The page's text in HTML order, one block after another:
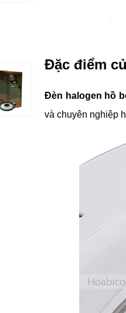
Đặc điểm
Đèn halogen hồ
và chuyên nghiệp